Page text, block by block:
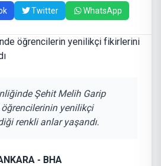
Twitter WhatsApp
Şehit Melih Garip
yenilikçi
renkli anlar yaşandı.
- BHA